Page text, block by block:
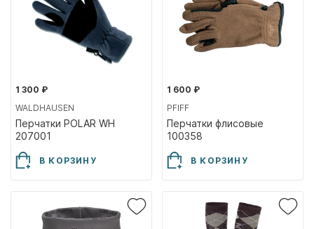
1 300 ₽
WALDHAUSEN
Перчатки POLAR WH
207001
В КОРЗИНУ
1 600 ₽
PFIFF
Перчатки флисовые
100358
В КОРЗИНУ